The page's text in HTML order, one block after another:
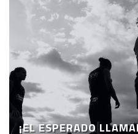
¡EL ESPERADO